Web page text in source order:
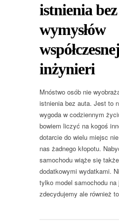
istnienia bez
wymysłów
współczesnej
inżynieri
Mnóstwo osób nie
istnienia bez auta. Jest to
wygoda w codziennym
bowiem liczyć na kogoś
dotarcie do wielu miejsc
nas żadnego kłopotu.
samochodu wiąże się
dodatkowymi wydatkami.
tylko model samochodu na
zdecydujemy ale również